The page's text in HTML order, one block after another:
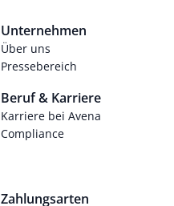
Unternehmen
Über uns
Pressebereich
Beruf & Karriere
Karriere bei Avena
Compliance
Zahlungsarten